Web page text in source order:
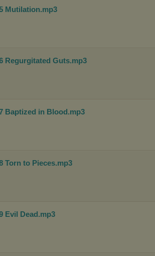
Mutilation.mp3
Regurgitated Guts.mp3
Baptized in Blood .mp3
Torn to Pieces.mp3
Evil Dead .mp3